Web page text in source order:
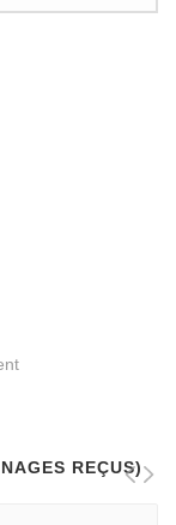
REÇUS)